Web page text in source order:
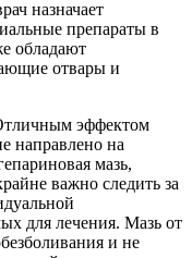
назначает
препараты в
обладают
отвары и
эффектом
направлено на
мазь,
важно следить за
для лечения. Мазь от
и не